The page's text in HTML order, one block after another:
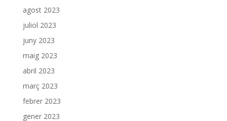
agost 2023
juliol 2023
juny 2023
maig 2023
abril 2023
març 2023
febrer 2023
gener 2023